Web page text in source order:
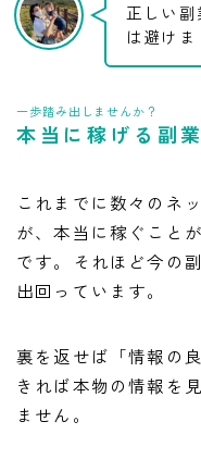
正しい
は避けま
一歩踏み出しませんか？
本当に稼げる副
これまでに数々のネ
が、本当に稼ぐこと
です。それほど今の
出回っています。
裏を返せば「情報の
きれば本物の情報を
ません。